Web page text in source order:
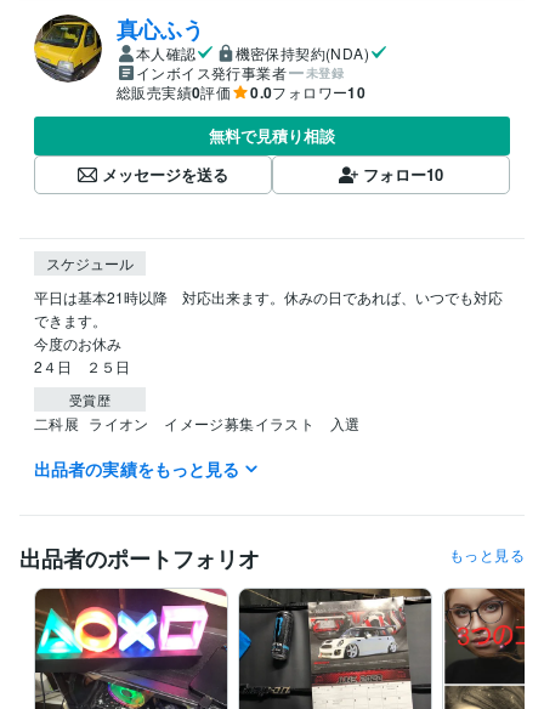
真心ふう
本人確認
機密保持契約(NDA)
インボイス発行事業者
未登録
総販売実績0評価 0.0フォロワー10
無料で見積り相談
メッセージを送る
フォロー10
スケジュール
平日は基本21時以降　対応出来ます。休みの日であれば、いつでも対応
できます。
今度のお休み
受賞歴
二科展 ライオン　イメージ募集イラスト　入選
資格・検定
Web制作・HP作成・EC構築
ウェブサイト　サムネイル　ポスター
作成
デザイン コンサル
Web制作・HP作成・EC構築
インスタグラム（フォロー１０７７
人） アンガーマネジメント
ブログアフィリエイト 絵画 パソコンの組み立て 悩み解決 料理
出品者の実績をもっと見る
出品者のポートフォリオ もっと見る